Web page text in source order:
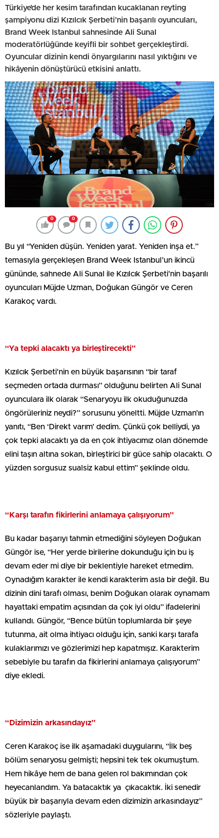
Türkiye’de her kesim tarafından kucaklanan reyting
şampiyonu dizi Kızılcık Şerbeti’nin başarılı oyuncuları,
Brand Week Istanbul sahnesinde Ali Sunal
moderatörlüğünde keyifli bir sohbet gerçekleştirdi.
Oyuncular dizinin kendi önyargılarını nasıl yıktığını ve
hikâyenin dönüştürücü etkisini anlattı.
0 0
Bu yıl “Yeniden düşün. Yeniden yarat. Yeniden inşa et.”
temasıyla gerçekleşen Brand Week Istanbul’un ikincü
gününde, sahnede Ali Sunal ile Kızılcık Şerbeti’nin başarılı
oyuncuları Müjde Uzman, Doğukan Güngör ve Ceren
Karakoç vardı.
“Ya tepki alacaktı ya birleştirecekti”
Kızılcık Şerbeti’nin en büyük başarısının “bir taraf
seçmeden ortada durması” olduğunu belirten Ali Sunal
oyunculara ilk olarak “Senaryoyu ilk okuduğunuzda
öngörüleriniz neydi?” sorusunu yöneltti. Müjde Uzman’ın
yanıtı, “Ben ‘Direkt varım’ dedim. Çünkü çok belliydi, ya
çok tepki alacaktı ya da en çok ihtiyacımız olan dönemde
elini taşın altına sokan, birleştirici bir güce sahip olacaktı. O
yüzden sorgusuz sualsiz kabul ettim” şeklinde oldu.
“Karşı tarafın fikirlerini anlamaya çalışıyorum”
Bu kadar başarıyı tahmin etmediğini söyleyen Doğukan
Güngör ise, “Her yerde birilerine dokunduğu için bu iş
devam eder mi diye bir beklentiyle hareket etmedim.
Oynadığım karakter ile kendi karakterim asla bir değil. Bu
dizinin dini tarafı olması, benim Doğukan olarak oynamam
hayattaki empatim açısından da çok iyi oldu” ifadelerini
kullandı. Güngör, “Bence bütün toplumlarda bir şeye
tutunma, ait olma ihtiyacı olduğu için, sanki karşı tarafa
kulaklarımızı ve gözlerimizi hep kapatmışız. Karakterim
sebebiyle bu tarafın da fikirlerini anlamaya çalışıyorum”
diye ekledi.
“Dizimizin arkasındayız”
Ceren Karakoç ise ilk aşamadaki duygularını, “İlk beş
bölüm senaryosu gelmişti; hepsini tek tek okumuştum.
Hem hikâye hem de bana gelen rol bakımından çok
heyecanlandım. Ya batacaktık ya çıkacaktık. İki senedir
büyük bir başarıyla devam eden dizimizin arkasındayız”
sözleriyle paylaştı.